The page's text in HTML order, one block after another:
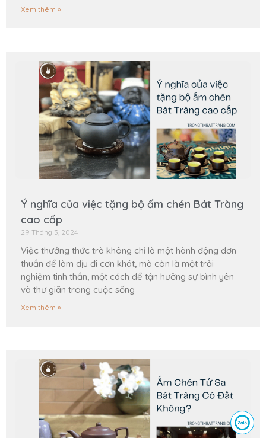
Xem thêm »
Ý nghĩa của việc tặng bộ ấm chén Bát Tràng
cao cấp
29 Tháng 3, 2024
Việc thưởng thức trà không chỉ là một hành động đơn
thuần để làm dịu đi cơn khát, mà còn là một trải
nghiệm tinh thần, một cách để tận hưởng sự bình yên
và thư giãn trong cuộc sống
Xem thêm »